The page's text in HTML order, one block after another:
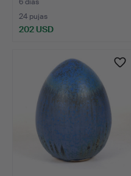
24 pujas
202 USD